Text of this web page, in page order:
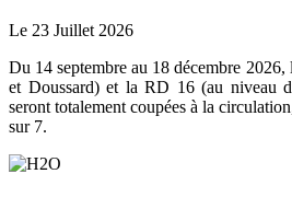
Le 23 Juillet 2026
Du 14 septembre au 18 décembre
et Doussard) et la RD 16 (au niveau
seront totalement coupées à la
sur 7.